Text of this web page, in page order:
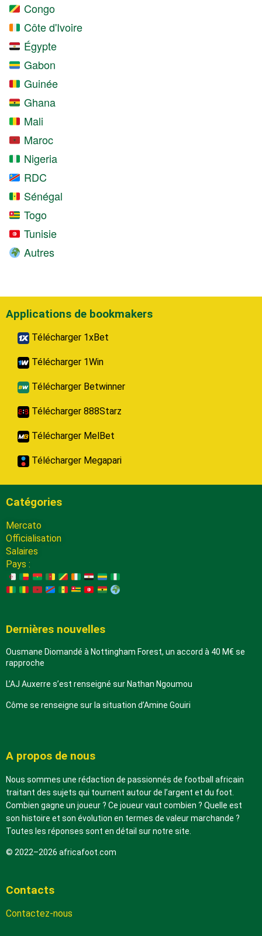
Congo
Côte d'Ivoire
Égypte
Gabon
Guinée
Ghana
Mali
Maroc
Nigeria
RDC
Sénégal
Togo
Tunisie
Autres
Applications de bookmakers
Télécharger 1xBet
Télécharger 1Win
Télécharger Betwinner
Télécharger 888Starz
Télécharger MelBet
Télécharger Megapari
Catégories
Mercato
Officialisation
Salaires
Pays :
Dernières nouvelles
Ousmane Diomandé à Nottingham Forest, un accord à 40 M€ se
rapproche
L’AJ Auxerre s’est renseigné sur Nathan Ngoumou
Côme se renseigne sur la situation d’Amine Gouiri
A propos de nous
Nous sommes une rédaction de passionnés de football africain
traitant des sujets qui tournent autour de l’argent et du foot.
Combien gagne un joueur ? Ce joueur vaut combien ? Quelle est
son histoire et son évolution en termes de valeur marchande ?
Toutes les réponses sont en détail sur notre site.
© 2022–2026 africafoot.com
Contacts
Contactez-nous